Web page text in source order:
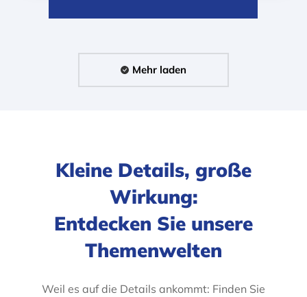
Mehr laden
Kleine Details, große
Wirkung:
Entdecken Sie unsere
Themenwelten
Weil es auf die Details ankommt: Finden Sie